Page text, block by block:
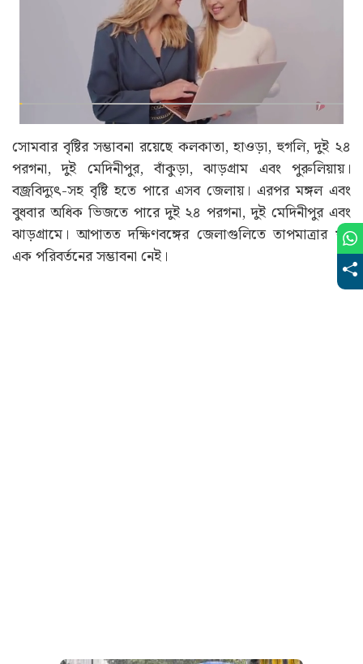
সোমবার বৃষ্টির সম্ভাবনা রয়েছে কলকাতা, হাওড়া, হুগলি, দুই ২৪
পরগনা, দুই মেদিনীপুর, বাঁকুড়া, ঝাড়গ্রাম এবং পুরুলিয়ায়।
বজ্রবিদ্যুৎ-সহ বৃষ্টি হতে পারে এসব জেলায়। এরপর মঙ্গল এবং
বুধবার অধিক ভিজতে পারে দুই ২৪ পরগনা, দুই মেদিনীপুর এবং
ঝাড়গ্রামে। আপাতত দক্ষিণবঙ্গের জেলাগুলিতে তাপমাত্রার খুব
এক পরিবর্তনের সম্ভাবনা নেই।